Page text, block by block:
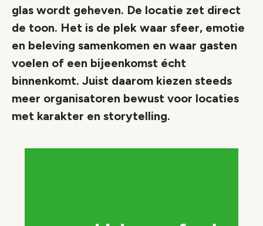
glas wordt geheven. De locatie zet direct
de toon. Het is de plek waar sfeer, emotie
en beleving samenkomen en waar gasten
voelen of een bijeenkomst écht
binnenkomt. Juist daarom kiezen steeds
meer organisatoren bewust voor locaties
met karakter en storytelling.